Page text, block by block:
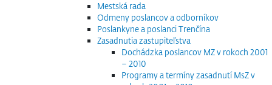
Mestská rada
Odmeny poslancov a odborníkov
Poslankyne a poslanci Trenčína
Zasadnutia zastupiteľstva
Dochádzka poslancov MZ v rokoch 2001
– 2010
Programy a termíny zasadnutí MsZ v